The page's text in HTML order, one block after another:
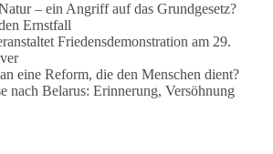
Rüstungsdeals, Ausbau der
Modernisierung der Streitkräfte, ein
Abschreckung und dazu
dürfe keine Kernwaffe besitzen.
über eine friedensorientierte
– ein Angriff auf das Grundgesetz?
Ernstfall
Friedensdemonstration am 29.
eine Reform, die den Menschen dient?
nach Belarus: Erinnerung, Versöhnung